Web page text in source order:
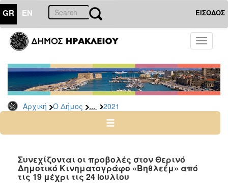
GR EN ΕΙΣΟΔΟΣ
Toggle
Αρχική Ο Δήμος ... 2021
ΔΗΜΟΣ
Δελτία
Τύπου
Αρχείο
2026
2024
2022
Συνεχίζονται οι προβολές στον Θερινό
Δημοτικό Κινηματογράφο «Βηθλεέμ» από
τις 19 μέχρι τις 24 Ιουλίου